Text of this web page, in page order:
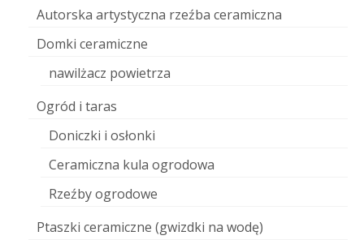
Autorska artystyczna rzeźba ceramiczna
Domki ceramiczne
nawilżacz powietrza
Ogród i taras
Doniczki i osłonki
Ceramiczna kula ogrodowa
Rzeźby ogrodowe
Ptaszki ceramiczne (gwizdki na wodę)